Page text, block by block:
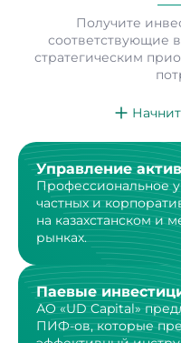
Получите
соответствующие
стратегическим
Управление
Профессиональное
частныхи
на казахстанскоми
рынках.
Паевые
АО «UD Capital»
ПИФ-ов,которые